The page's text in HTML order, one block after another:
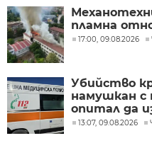
пламна
17:00, 09.08.2026
Убийство
намушкан с
опитал да
13:07, 09.08.2026